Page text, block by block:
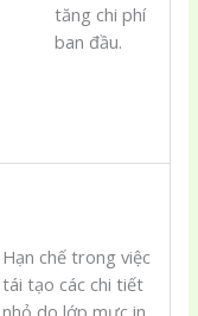
tăng chi phí
ban đầu.
Hạn chế trong việc
tái tạo các chi tiết
nhỏ do lớp mực in